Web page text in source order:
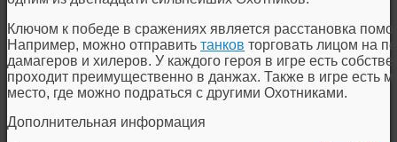
Ключом к победе в сражениях является расстановка
Например, можно отправить танков торговать лицом на
дамагеров и хилеров. У каждого героя в игре есть
проходит преимущественно в данжах. Также в игре есть
место, где можно подраться с другими Охотниками.
Дополнительная информация